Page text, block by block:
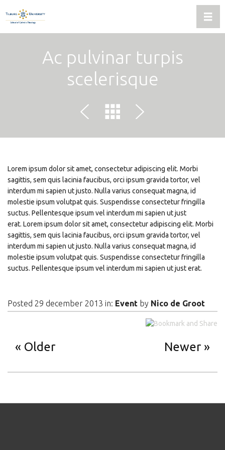
Ac pulvinar turpis
scelerisque
Lorem ipsum dolor sit amet, consectetur adipiscing elit. Morbi
sagittis, sem quis lacinia faucibus, orci ipsum gravida tortor, vel
interdum mi sapien ut justo. Nulla varius consequat magna, id
molestie ipsum volutpat quis. Suspendisse consectetur fringilla
suctus. Pellentesque ipsum vel interdum mi sapien ut just
erat. Lorem ipsum dolor sit amet, consectetur adipiscing elit. Morbi
sagittis, sem quis lacinia faucibus, orci ipsum gravida tortor, vel
interdum mi sapien ut justo. Nulla varius consequat magna, id
molestie ipsum volutpat quis. Suspendisse consectetur fringilla
suctus. Pellentesque ipsum vel interdum mi sapien ut just erat.
Posted 29 december 2013 in: Event by Nico de Groot
Older Newer